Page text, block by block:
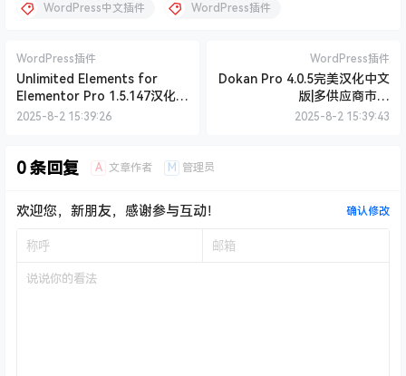
WordPress中文插件 WordPress插件
WordPress插件
Unlimited Elements for
Elementor Pro 1.5.147汉化中
文版|Elementor高级扩展元素
2025-8-2 15:39:26
WordPress插件
Dokan Pro 4.0.5完美汉化中文
版|多供应商市场
WooCommerce WordPress
2025-8-2 15:39:43
0 条回复 A 文章作者 M 管理员
欢迎您，新朋友，感谢参与互动！ 确认修改